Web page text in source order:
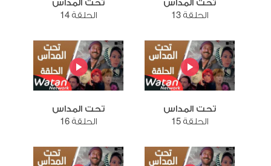
تحت المداس
الحلقة 13
تحت المداس
الحلقة 14
تحت المداس
الحلقة 15
تحت المداس
الحلقة 16